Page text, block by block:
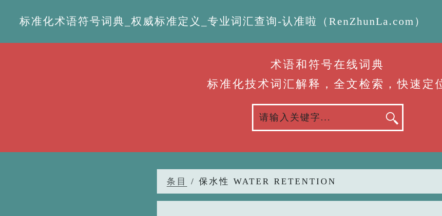
标准化术语符号词典_权威标准定义_专业词汇查询-认准啦（RenZhunLa.com）
术语和符号在线词典
标准化技术词汇解释，全文检索，快速定
条目 / 保水性 WATER RETENTION